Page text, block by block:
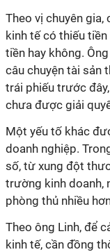
Theo vị chuyên gia,
kinh tế có thiếu
tiền hay không.
câu chuyện tài sản
trái phiếu trước
chưa được giải
Một yếu tố khác
doanh nghiệp.
số, từ xung đột
trường kinh doanh,
phòng thủ nhiều
Theo ông Linh, để
kinh tế, cần đồng